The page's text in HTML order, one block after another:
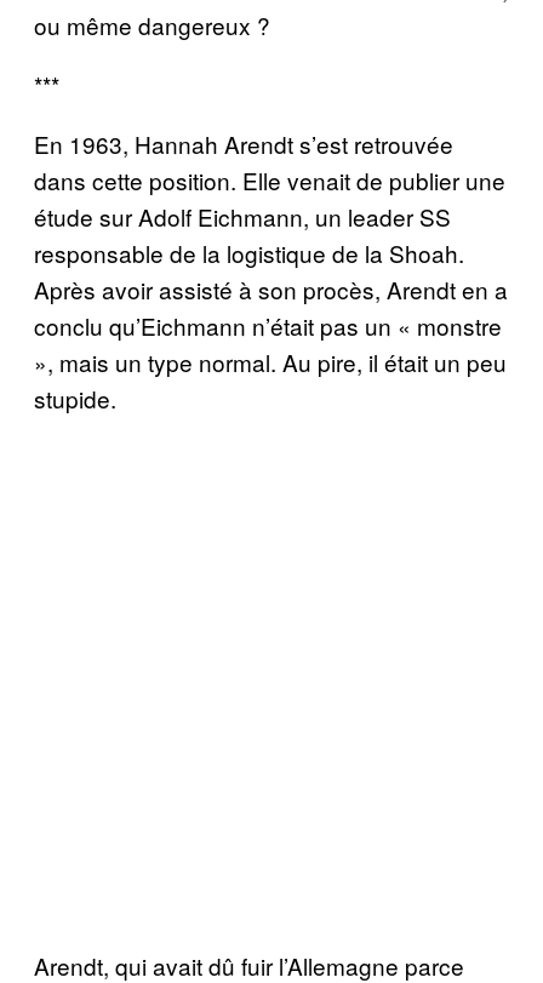
ou même dangereux ?
***
En 1963, Hannah Arendt s’est retrouvée
dans cette position. Elle venait de publier une
étude sur Adolf Eichmann, un leader SS
responsable de la logistique de la Shoah.
Après avoir assisté à son procès, Arendt en a
conclu qu’Eichmann n’était pas un « monstre
», mais un type normal. Au pire, il était un peu
stupide.
Arendt, qui avait dû fuir l’Allemagne parce